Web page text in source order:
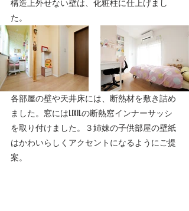
構造上外せない壁は、化粧柱に仕上げまし
た。
各部屋の壁や天井床には、断熱材を敷き詰め
ました。窓にはLIXILの断熱窓インナーサッシ
を取り付けました。３姉妹の子供部屋の壁紙
はかわいらしくアクセントになるようにご提
案。